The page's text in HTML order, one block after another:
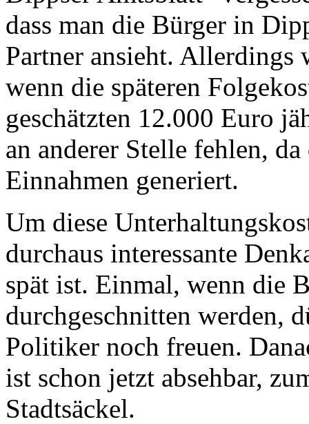
dass man die Bürger in
Partner ansieht. Allerdings
wenn die späteren
geschätzten 12.000 Euro
an anderer Stelle fehlen,
Einnahmen generiert.
Um diese
durchaus interessante
spät ist. Einmal, wenn die
durchgeschnitten werden,
Politiker noch freuen.
ist schon jetzt absehbar,
Stadtsäckel.